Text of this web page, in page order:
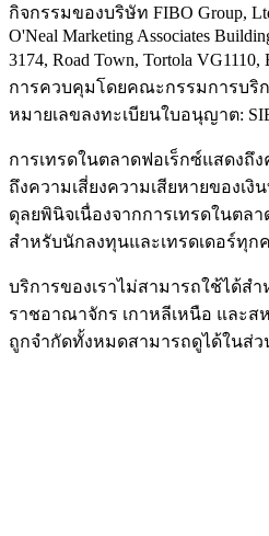
กิจกรรมของบริษัท FIBO Group,
O'Neal Marketing Associates
3174, Road Town, Tortola
การควบคุมโดยคณะกรรมการบริก
หมายเลขลงทะเบียนใบอนุญาต:
การเทรดในตลาดฟอเร็กซ์แสดงถึ
ถึงความเสี่ยงความเสียหายของเ
ดุลยพินิจเนื่องจากการเทรดในตล
สำหรับนักลงทุนและเทรดเดอร์ทุก
บริการของเราไม่สามารถใช้ได้ส
ราชอาณาจักร เกาหลีเหนือ และส
ถูกจำกัดทั้งหมดสามารถดูได้ในส่ว